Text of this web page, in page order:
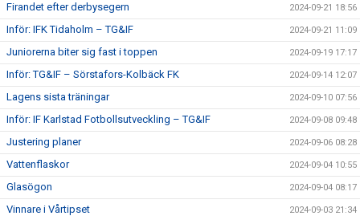
Firandet efter derbysegern 2024-09-21 18:56
Inför: IFK Tidaholm – TG&IF 2024-09-21 11:09
Juniorerna biter sig fast i toppen 2024-09-19 17:17
Inför: TG&IF – Sörstafors-Kolbäck FK 2024-09-14 12:07
Lagens sista träningar 2024-09-10 07:56
Inför: IF Karlstad Fotbollsutveckling – TG&IF 2024-09-08 09:48
Justering planer 2024-09-06 08:28
Vattenflaskor 2024-09-04 10:55
Glasögon 2024-09-04 08:17
Vinnare i Vårtipset 2024-09-03 21:34